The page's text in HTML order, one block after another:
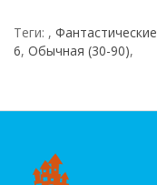
Теги: , Фантастические
6, Обычная (30-90),